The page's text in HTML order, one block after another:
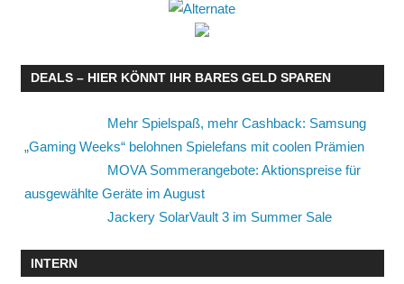
DEALS – HIER KÖNNT IHR BARES GELD SPAREN
Mehr Spielspaß, mehr Cashback: Samsung
„Gaming Weeks“ belohnen Spielefans mit coolen Prämien
MOVA Sommerangebote: Aktionspreise für
ausgewählte Geräte im August
Jackery SolarVault 3 im Summer Sale
INTERN